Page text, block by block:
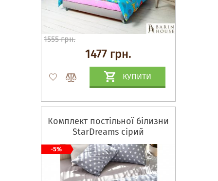
1555 грн.
1477 грн.
КУПИТИ
Комплект постільної білизни
StarDreams сірий
-5%